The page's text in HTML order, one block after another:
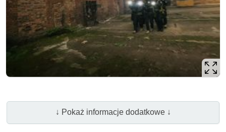
↓ Pokaż informacje dodatkowe ↓